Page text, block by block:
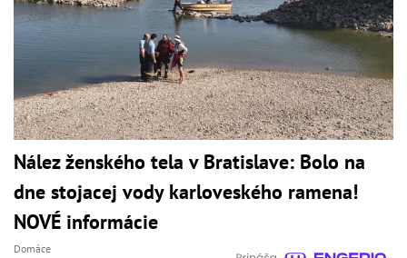
Nález ženského tela v Bratislave: Bolo na
dne stojacej vody karloveského ramena!
NOVÉ informácie
Domáce